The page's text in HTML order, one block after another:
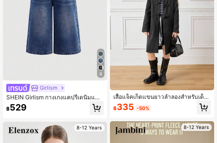
9
Girlism
SHEIN Girlism กางเกงแคปรีเดนิมแฟชั่
นทรงหลวมอเนกประสงค์ มีกระเป๋าติดก
ระดุม สำหรับเด็กหญิงวัยทวีน
฿529
8-12 Years
เสื้อแจ็คเก็ตแขนยาวลำลองสำหรับเด็ก
ผู้หญิง Tween ติดกระดุมด้านหน้าสไตล์
แตร สำหรับฤดูใบไม้ร่วง/ฤดูหนาว
฿335 -50%
8-12 Years